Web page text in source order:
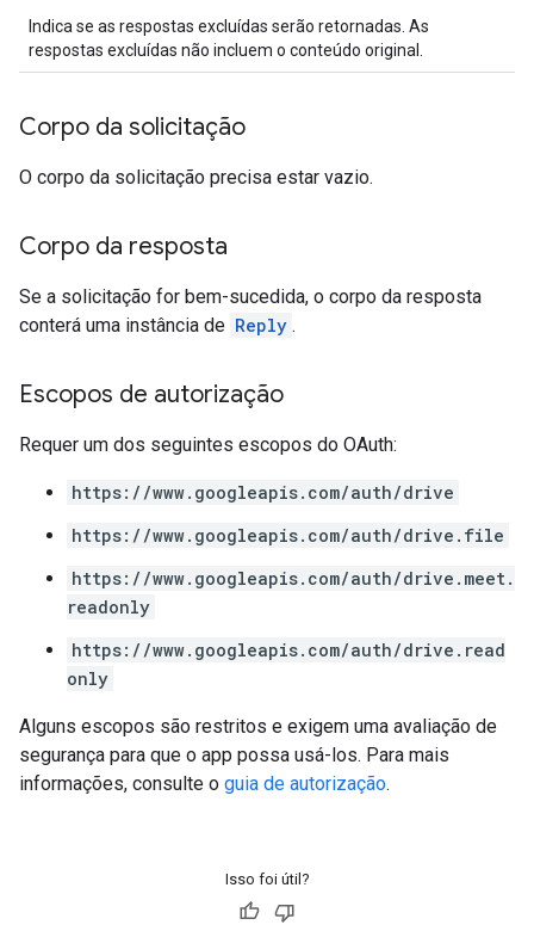
Indica se as respostas excluídas serão retornadas. As
respostas excluídas não incluem o conteúdo original.
Corpo da solicitação
O corpo da solicitação precisa estar vazio.
Corpo da resposta
Se a solicitação for bem-sucedida, o corpo da resposta
conterá uma instância de Reply .
Escopos de autorização
Requer um dos seguintes escopos do OAuth:
https://www.googleapis.com/auth/drive
https://www.googleapis.com/auth/drive.file
https://www.googleapis.com/auth/drive.meet.
readonly
https://www.googleapis.com/auth/drive.read
only
Alguns escopos são restritos e exigem uma avaliação de
segurança para que o app possa usá-los. Para mais
informações, consulte o guia de autorização.
Isso foi útil?